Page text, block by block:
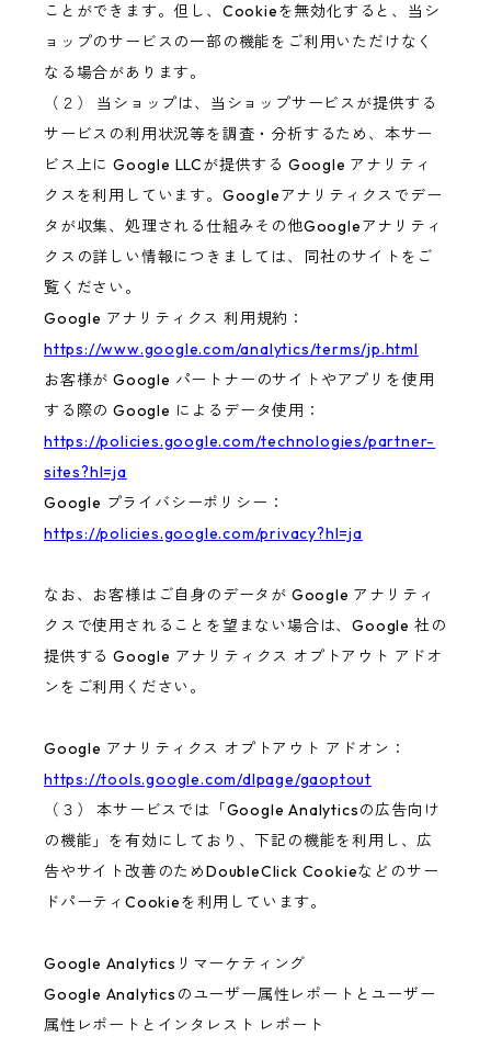
ことができます。但し、Cookieを無効化すると、当シ
ョップのサービスの一部の機能をご利用いただけなく
なる場合があります。
（２） 当ショップは、当ショップサービスが提供する
サービスの利用状況等を調査・分析するため、本サー
ビス上に Google LLCが提供する Google アナリティ
クスを利用しています。Googleアナリティクスでデー
タが収集、処理される仕組みその他Googleアナリティ
クスの詳しい情報につきましては、同社のサイトをご
覧ください。
Google アナリティクス 利用規約：
https://www.google.com/analytics/terms/jp.html
お客様が Google パートナーのサイトやアプリを使用
する際の Google によるデータ使用：
https://policies.google.com/technologies/partner-
sites?hl=ja
Google プライバシーポリシー：
https://policies.google.com/privacy?hl=ja
なお、お客様はご自身のデータが Google アナリティ
クスで使用されることを望まない場合は、Google 社の
提供する Google アナリティクス オプトアウト アドオ
ンをご利用ください。
Google アナリティクス オプトアウト アドオン：
https://tools.google.com/dlpage/gaoptout
（３） 本サービスでは「Google Analyticsの広告向け
の機能」を有効にしており、下記の機能を利用し、広
告やサイト改善のためDoubleClick Cookieなどのサー
ドパーティCookieを利用しています。
Google Analyticsリマーケティング
Google Analyticsのユーザー属性レポートとユーザー
属性レポートとインタレスト レポート